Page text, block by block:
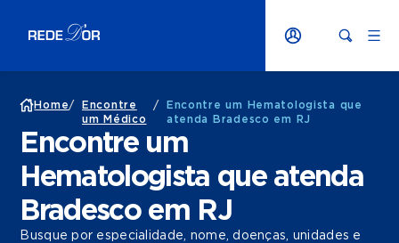
Home/
Encontre
um Médico
/
Encontre um Hematologista que
atenda Bradesco em RJ
Encontre um
Hematologista que atenda
Bradesco em RJ
Busque por especialidade, nome, doenças, unidades e